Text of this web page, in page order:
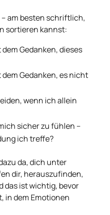
am besten schriftlich,
sortieren kannst:
Gedanken, dieses
Gedanken, es nicht
wenn ich allein
sicher zu fühlen –
ich treffe?
da, dich unter
dir, herauszufinden,
das ist wichtig, bevor
in dem Emotionen